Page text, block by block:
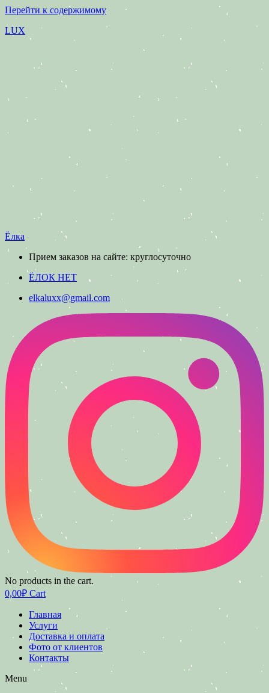
Перейти к содержимому
LUX
Ёлка
Прием заказов на сайте: круглосуточно
ЁЛОК НЕТ
elkaluxx@gmail.com
No products in the cart.
0,00₽ Cart
Главная
Услуги
Доставка и оплата
Фото от клиентов
Контакты
Menu